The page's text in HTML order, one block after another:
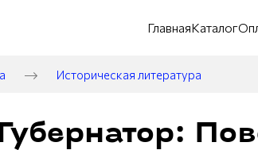
ГлавнаяКаталог
Историческая литература